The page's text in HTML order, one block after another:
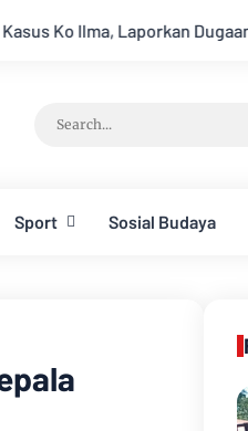
Rekayasa Hukum ke Ketua
Sport Sosial Budaya